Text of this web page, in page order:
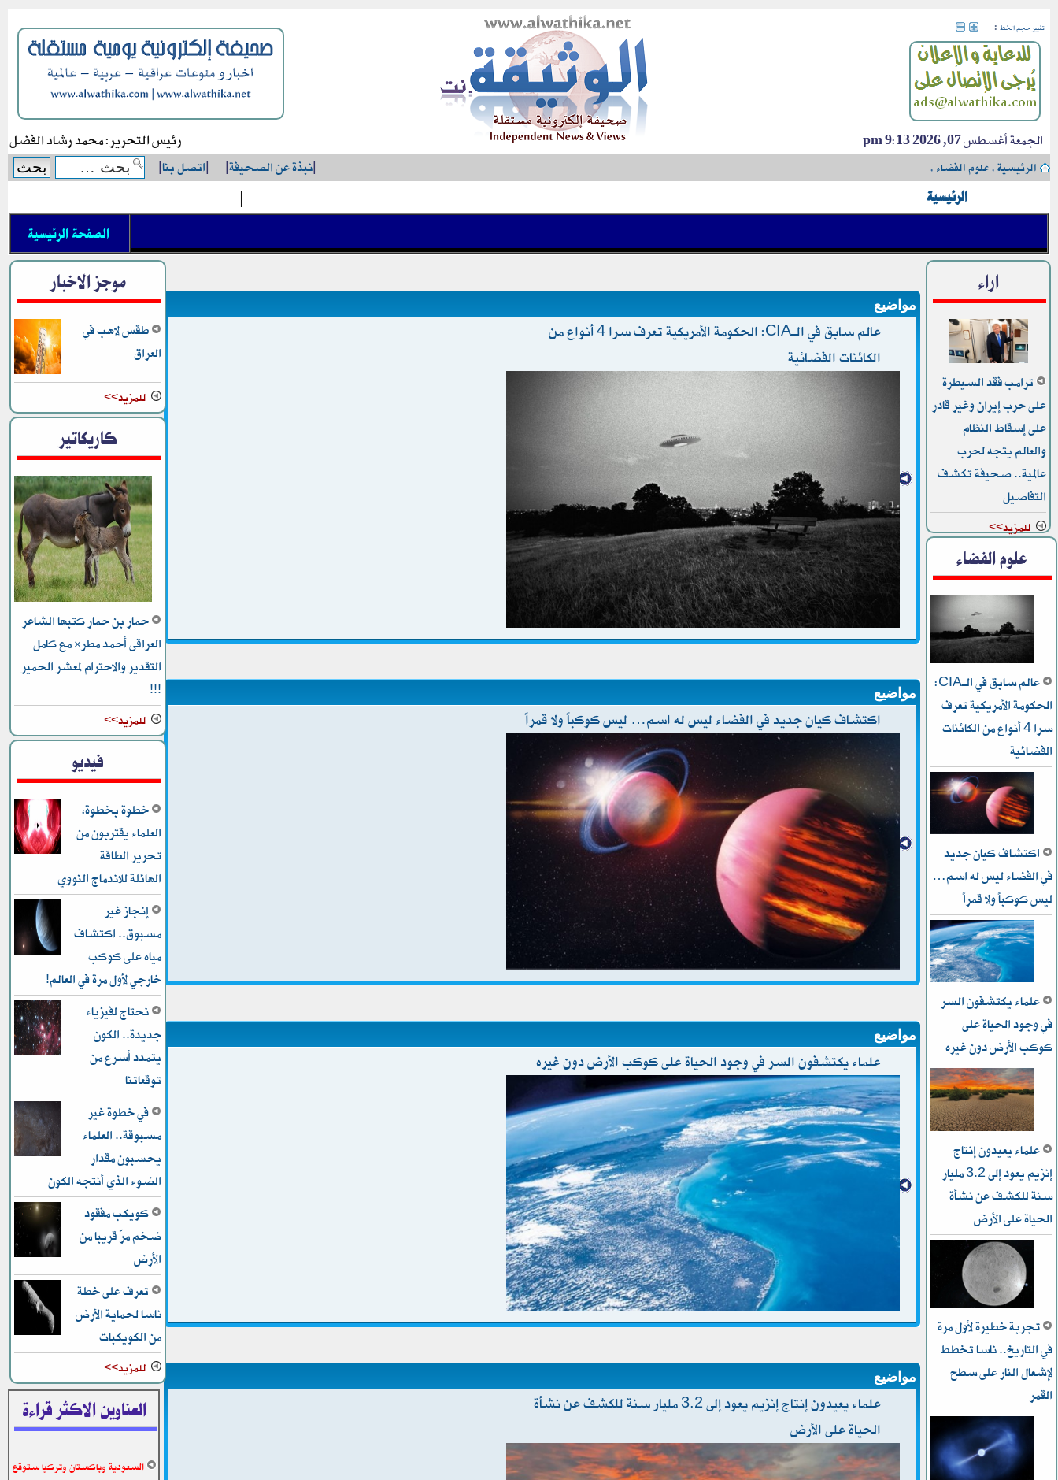
تغيير حجم الخط :
الجمعة أغسطس 07, 2026 9:13 pm رئيس التحرير: محمد رشاد الفضل
الرئيسية›علوم الفضاء›
|نبذة عن الصحيفة|
|اتصل بنا|
الرئيسية |
الصفحة الرئيسية
اراء
ترامب فقد السيطرة
على حرب إيران وغير قادر
على إسقاط النظام
والعالم يتجه لحرب
عالمية.. صحيفة تكشف
التفاصيل
للمزيد>>
علوم الفضاء
عالم سابق في الـCIA:
الحكومة الأمريكية تعرف
سرا 4 أنواع من الكائنات
الفضائية
اكتشاف كيان جديد
في الفضاء ليس له اسم…
ليس كوكباً ولا قمراً
علماء يكتشفون السر
في وجود الحياة على
كوكب الأرض دون غيره
علماء يعيدون إنتاج
إنزيم يعود إلى 3.2 مليار
سنة للكشف عن نشأة
الحياة على الأرض
تجربة خطيرة لأول مرة
في التاريخ.. ناسا تخطط
ﻹشعال النار على سطح
القمر
مواضيع
عالم سابق في الـCIA: الحكومة الأمريكية تعرف سرا 4 أنواع من
الكائنات الفضائية
مواضيع
اكتشاف كيان جديد في الفضاء ليس له اسم… ليس كوكباً ولا قمراً
مواضيع
علماء يكتشفون السر في وجود الحياة على كوكب الأرض دون غيره
مواضيع
علماء يعيدون إنتاج إنزيم يعود إلى 3.2 مليار سنة للكشف عن نشأة
الحياة على الأرض
موجز الاخبار
طقس لاهب في
العراق
للمزيد>>
كاريكاتير
حمار بن حمار كتبها الشاعر
العراقى أحمد مطر* مع كامل
التقدير والاحترام لمعشر الحمير
!!!
للمزيد>>
فيديو
خطوة بخطوة،
العلماء يقتربون من
تحرير الطاقة
الهائلة للاندماج النووي
إنجاز غير
مسبوق.. اكتشاف
مياه على كوكب
خارجي لأول مرة في العالم!
نحتاج لفيزياء
جديدة.. الكون
يتمدد أسرع من
توقعاتنا
في خطوة غير
مسبوقة.. العلماء
يحسبون مقدار
الضوء الذي أنتجه الكون
كويكب مفقود
ضخم مرّ قريبا من
الأرض
تعرف على خطة
ناسا لحماية الأرض
من الكويكبات
للمزيد>>
العناوين الاكثر قراءة
السعودية وباكستان وتركيا ستوقع